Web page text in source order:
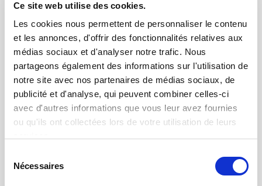
Ce site web utilise des cookies.
Les cookies nous permettent de personnaliser le contenu
et les annonces, d'offrir des fonctionnalités relatives aux
médias sociaux et d'analyser notre trafic. Nous
partageons également des informations sur l'utilisation de
notre site avec nos partenaires de médias sociaux, de
publicité et d'analyse, qui peuvent combiner celles-ci
avec d'autres informations que vous leur avez fournies
ou qu'ils ont collectées lors de votre utilisation de leurs
Nécessaires
disponible sur le marché !